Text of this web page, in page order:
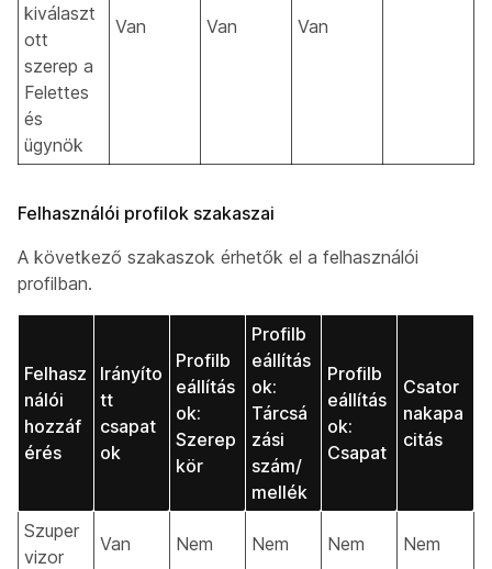
kiválaszt
ott
szerep a
Felettes
és
ügynök
Van Van Van
Felhasználói profilok szakaszai
A következő szakaszok érhetők el a felhasználói
profilban.
Felhasz
nálói
hozzáf
érés
Irányíto
tt
csapat
ok
Profilb
eállítás
ok:
Szerep
kör
Profilb
eállítás
ok:
Tárcsá
zási
szám/
mellék
Profilb
eállítás
ok:
Csapat
Csator
nakapa
citás
Szuper
vizor
Van Nem Nem Nem Nem